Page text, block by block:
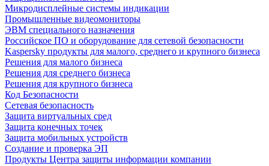
Микродисплейные системы индикации
Промышленные видеомониторы
ЭВМ специального назначения
Российское ПО и оборудование для сетевой безопасности
Kaspersky продукты для малого, среднего и крупного бизнеса
Решения для малого бизнеса
Решения для среднего бизнеса
Решения для крупного бизнеса
Код Безопасности
Сетевая безопасность
Защита виртуальных сред
Защита конечных точек
Защита мобильных устройств
Создание и проверка ЭП
Продукты Центра защиты информации компании